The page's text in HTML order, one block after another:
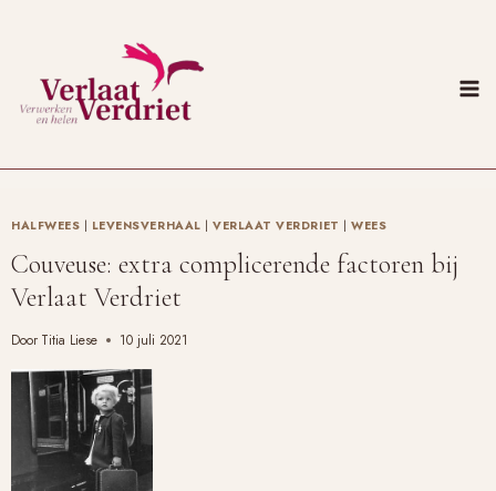
inhoud
HALFWEES | LEVENSVERHAAL |VERLAAT VERDRIET |WEES
Couveuse: extra complicerende factoren bij
Verlaat Verdriet
Door Titia Liese 10 juli 2021